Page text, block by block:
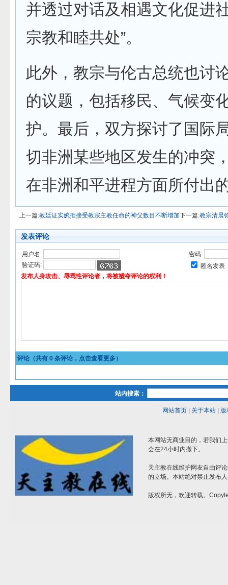
并透过对话及相遇文化促进
宗教和睦共处”。
此外，教宗与伦古总统也讨
的议题，包括移民、气候变
护。最后，双方探讨了国际
切非洲某些地区发生的冲突
在非洲和平进程方面所付出
上一篇:教廷证实婉拒接受教宗主教任命的神父数目不断增加下一篇:教宗清晨
发表评论
用户名:
密码:
验证码:
匿名发表
发布人身攻击、辱骂性评论者，将被褫夺评论的权利！
评论（共有 0 条评论，点击查看更多）
站内搜索：
网站首页| 关于本站| 版
本网站无商业目的，若我们
会在24小时内撤下。
天主教在线维护网友自由评
的立场。本站绝对禁止发布
版权所无，欢迎转载。